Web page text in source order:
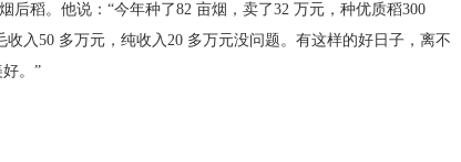
烟后稻。他说：“今年种了82 亩烟，卖了32 万元，种优质稻300
收入50 多万元，纯收入20 多万元没问题。有这样的好日子，离不
。”